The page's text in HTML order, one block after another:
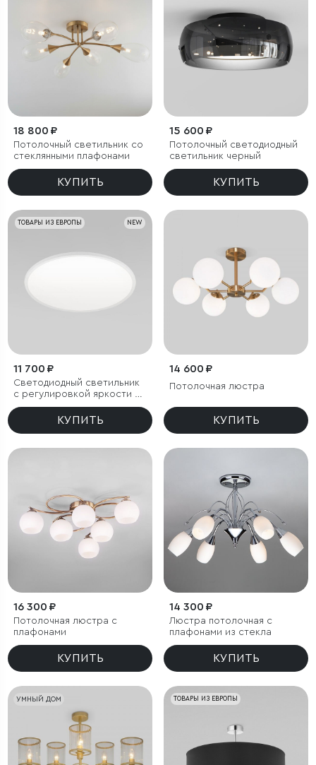
18 800 ₽
Потолочный светильник со
стеклянными плафонами
КУПИТЬ
15 600 ₽
Потолочный светодиодный
светильник черный
КУПИТЬ
NEW
ТОВАРЫ ИЗ ЕВРОПЫ
11 700 ₽
Светодиодный светильник
с регулировкой яркости и
цветовой температуры
КУПИТЬ
14 600 ₽
Потолочная люстра
КУПИТЬ
16 300 ₽
Потолочная люстра с
плафонами
КУПИТЬ
14 300 ₽
Люстра потолочная с
плафонами из стекла
КУПИТЬ
УМНЫЙ ДОМ ТОВАРЫ ИЗ ЕВРОПЫ